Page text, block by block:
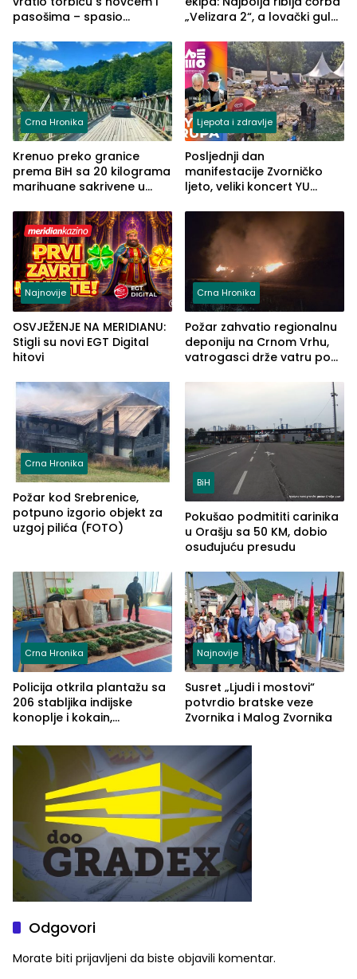
pasošima – spasio
Grčkoj
„Velizara 2“, a lovački gulaš
Crna Hronika
Krenuo preko granice
prema BiH sa 20 kilograma
marihuane sakrivene u
Ljepota i zdravlje
Posljednji dan
manifestacije Zvorničko
ljeto, veliki koncert YU
ove godine
Najnovije
OSVJEŽENJE NA MERIDIANU:
Stigli su novi EGT Digital
hitovi
Crna Hronika
Požar zahvatio regionalnu
deponiju na Crnom Vrhu,
vatrogasci drže vatru pod
Crna Hronika
Požar kod Srebrenice,
potpuno izgorio objekt za
uzgoj pilića (FOTO)
BiH
Pokušao podmititi carinika
u Orašju sa 50 KM, dobio
osuđujuću presudu
Crna Hronika
Policija otkrila plantažu sa
206 stabljika indijske
konoplje i kokain,
(FOTO)
Najnovije
Susret „Ljudi i mostovi“
potvrdio bratske veze
Zvornika i Malog Zvornika
Odgovori
Morate biti prijavljeni da biste objavili komentar.